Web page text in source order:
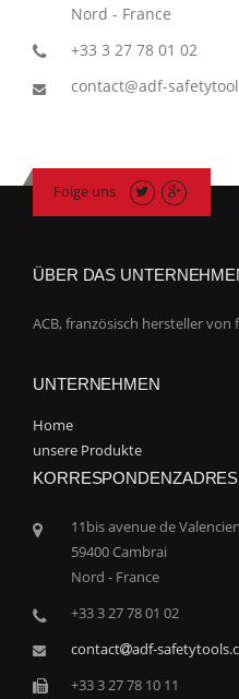
Nord - France
+33 3 27 78 01 02
contact@adf-
Folge uns
ÜBER DAS
ACB, französisch hersteller
UNTERNEHMEN
Home
unsere Produkte
11bis avenue de
59400 Cambrai
Nord - France
+33 3 27 78 01 02
contact
adf-
+33 3 27 78 10 11